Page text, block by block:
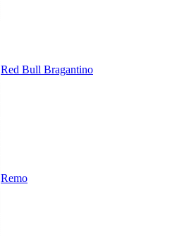
Red Bull Bragantino
Remo